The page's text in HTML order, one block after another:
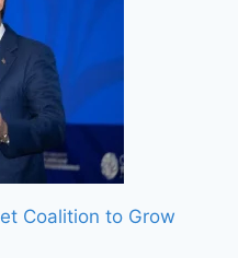
Coalition to Grow